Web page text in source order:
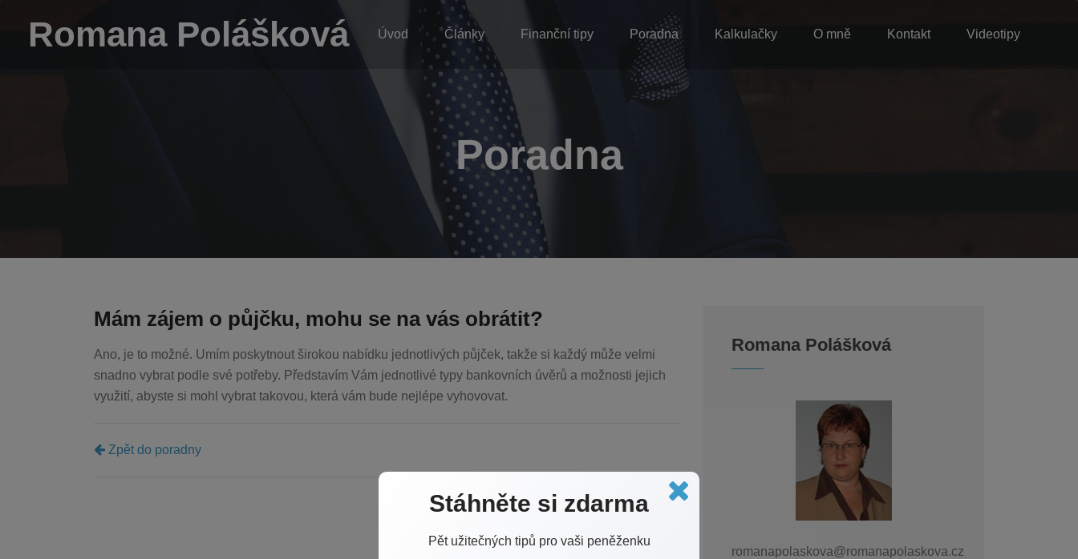
Romana Polášková Úvod Články Finanční tipy Poradna Kalkulačky O mně Kontakt Videotipy
Poradna
Mám zájem o půjčku, mohu se na vás obrátit?
Ano, je to možné. Umím poskytnout širokou nabídku jednotlivých půjček, takže si každý může velmi
snadno vybrat podle své potřeby. Představím Vám jednotlivé typy bankovních úvěrů a možnosti jejich
využití, abyste si mohl vybrat takovou, která vám bude nejlépe vyhovovat.
Zpět do poradny
Romana Polášková
romanapolaskova@romanapolaskova.cz
Stáhněte si zdarma
Pět užitečných tipů pro vaši peněženku